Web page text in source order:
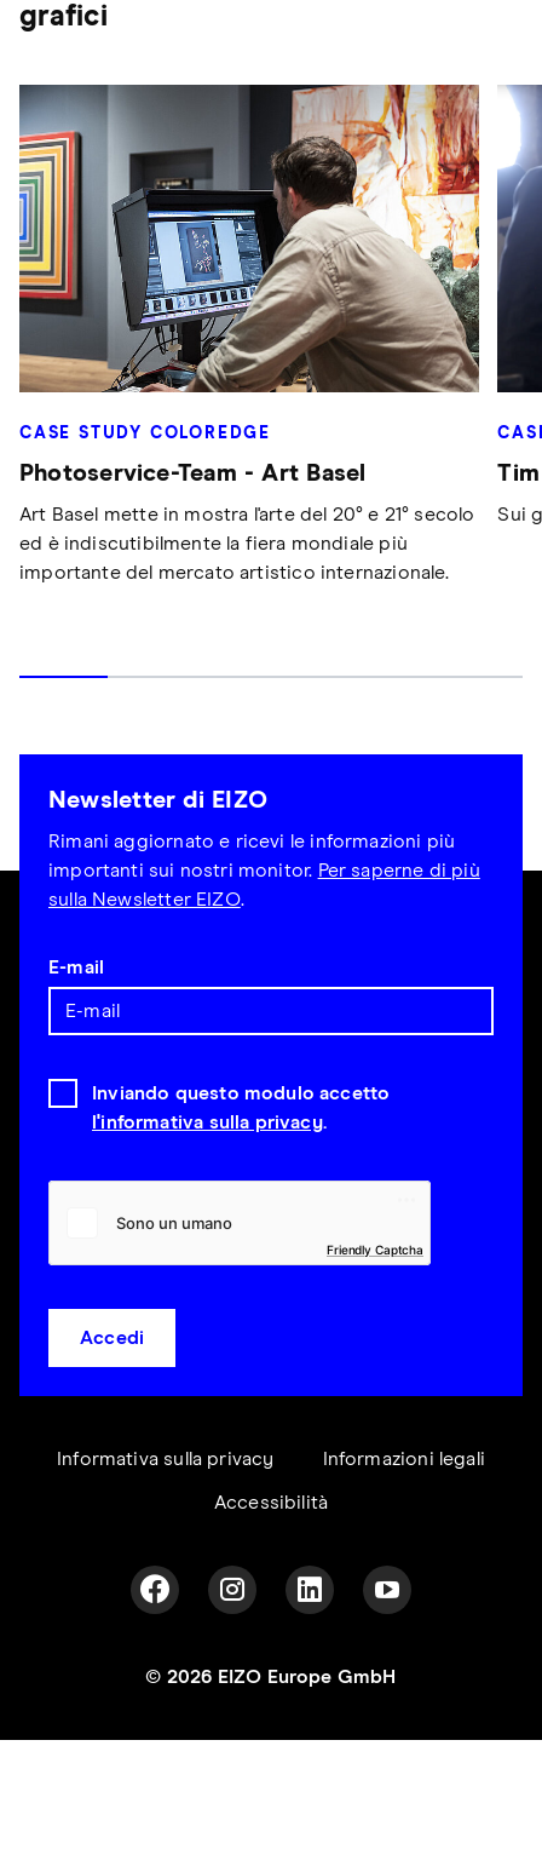
grafici
CASE STUDY COLOREDGE
Photoservice-Team - Art Basel
Art Basel mette in mostra l'arte del 20° e 21° secolo
ed è indiscutibilmente la fiera mondiale più
importante del mercato artistico internazionale.
Sui
Newsletter di EIZO
Rimani aggiornato e ricevi le informazioni più
importanti sui nostri monitor. Per saperne di più
sulla Newsletter EIZO.
E-mail
Inviando questo modulo accetto
l'informativa sulla privacy.
Friendly Captcha
Accedi
Informativa sulla privacy Informazioni legali
Accessibilità
© 2026 EIZO Europe GmbH